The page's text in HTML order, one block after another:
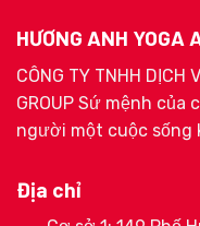
HƯƠNG ANH YOGA
CÔNG TY TNHH DỊCH
GROUP Sứ mệnh
người một cuộc sống
Địa chỉ